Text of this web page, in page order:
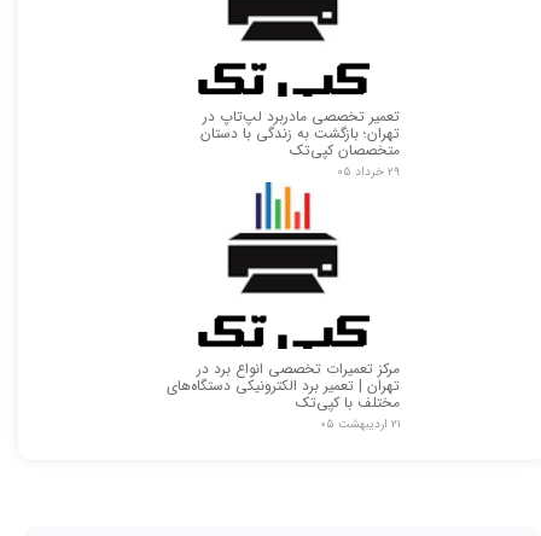
تعمیر تخصصی مادربرد لپ‌تاپ در
تهران؛ بازگشت به زندگی با دستان
متخصصان کپی‌تک
۲۹ خرداد ۰۵
مرکز تعمیرات تخصصی انواع برد در
تهران | تعمیر برد الکترونیکی دستگاه‌های
مختلف با کپی‌تک
۲۱ اردیبهشت ۰۵